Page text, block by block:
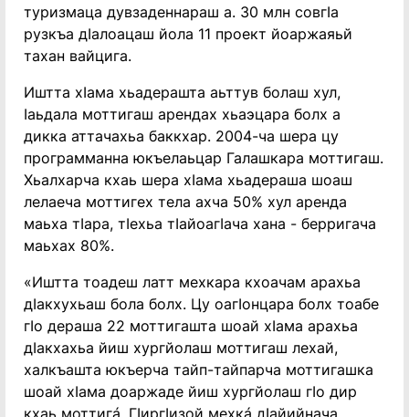
туризмаца дувзаденнараш а. 30 млн совгӀа
рузкъа дӀалоацаш йола 11 проект йоаржаяьй
тахан вайцига.
Иштта хӀама хьадерашта аьттув болаш хул,
Ӏаьдала моттигаш арендах хьаэцара болх а
дикка аттачахьа баккхар. 2004-ча шера цу
программанна юкъелаьцар Галашкара моттигаш.
Хьалхарча кхаь шера хӀама хьадераша шоаш
лелаеча моттигех тела ахча 50% хул аренда
маьха тӀара, тӀехьа тӀайоагӀача хана - берригача
маьхах 80%.
«Иштта тоадеш латт мехкара кхоачам арахьа
дӀакхухьаш бола болх. Цу оагӀонцара болх тоабе
гӀо дераша 22 моттигашта шоай хӀама арахьа
дӀакхахьа йиш хургйолаш моттигаш лехай,
халкъашта юкъерча тайп-тайпарча моттигашка
шоай хӀама доаржаде йиш хургйолаш гӀо дир
кхаь моттигá. ГӀиргӀизой мехкá дӀайийнача